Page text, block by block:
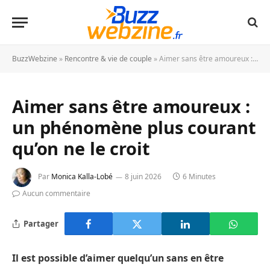
BuzzWebzine » Rencontre & vie de couple »Aimer sans être amoureux : un phénomène plus courant qu’on ne le croit
Aimer sans être amoureux :
un phénomène plus courant
qu’on ne le croit
Par Monica Kalla-Lobé 8 juin 2026
6 Minutes
Aucun commentaire
Partager
Il est possible d’aimer quelqu’un sans en être